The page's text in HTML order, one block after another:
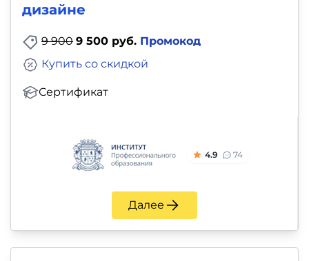
дизайне
9 900 9 500 руб. Промокод
Сертификат
Купить со скидкой
4.9 74
Далее